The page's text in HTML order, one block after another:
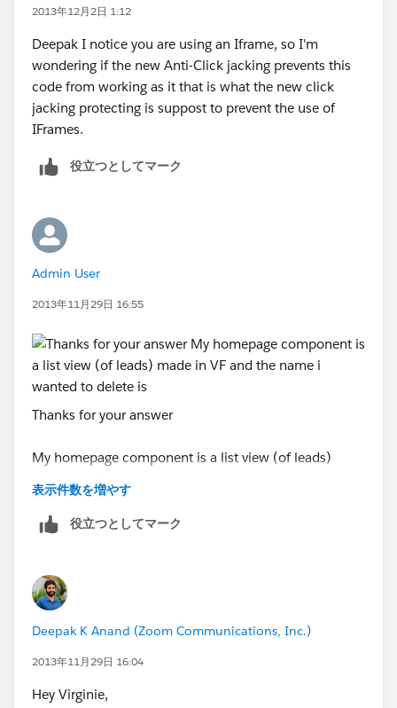
<script type ="text/javascript">
var h2Tags = document. getElementsByTagName
for(var i=0; i < h2Tags. length ; i++){
if(h2Tags[i]. innerHTML == 'Salesforce1'){
h2Tags[i]. style . display ='none';
}
}
<iframe src ="/apex/Salesforce1" frameborder ="0"
style ="width:100%; height:250px"></iframe>
Have a Great Weekend,
2013年12月2日 1:12
Deepak I notice you are using an Iframe, so I'm
wondering if the new Anti-Click jacking prevents this
code from working as it that is what the new click
jacking protecting is suppost to prevent the use of
IFrames.
役立つとしてマーク
Admin User
2013年11月29日 16:55
Thanks for your answer
My homepage component is a list view (of leads)
made in VF and the name i wanted to delete is
"Projects"
表示件数を増やす
役立つとしてマーク
Deepak K Anand (‎‎‎‎‎‎Zoom Communications, Inc.)
2013年11月29日 16:04
Hey Virginie,